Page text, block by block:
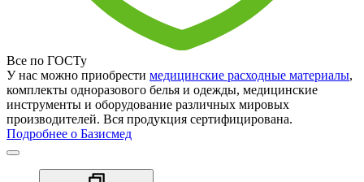
Все по ГОСТу
У нас можно приобрести медицинские расходные материалы,
комплекты одноразового белья и одежды, медицинские
инструменты и оборудование различных мировых
производителей. Вся продукция сертифицирована.
Подробнее о Базисмед